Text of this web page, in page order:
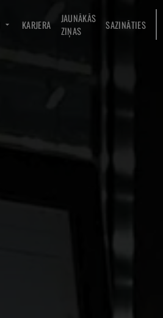
KARJERA
JAUNĀKĀS
ZIŅAS
SAZINĀTIES